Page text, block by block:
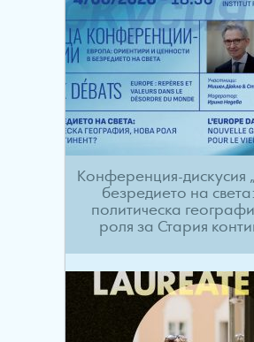
Конференция-дискусия
безредието на
политическа
роля за Стария